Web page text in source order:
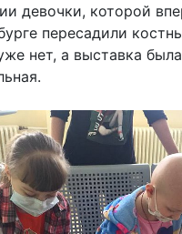
девочки, которой
пересадили
нет, а выставка была